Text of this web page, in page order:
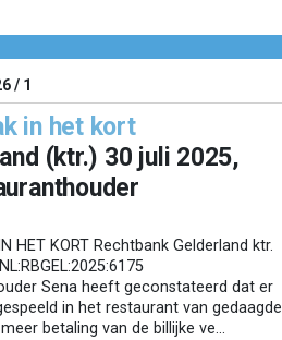
/ 1
in het kort
(ktr.) 30 juli 2025,
HET KORT Rechtbank Gelderland ktr.
Sena heeft geconstateerd dat er
in het restaurant van gedaagde
betaling van de billijke ve...